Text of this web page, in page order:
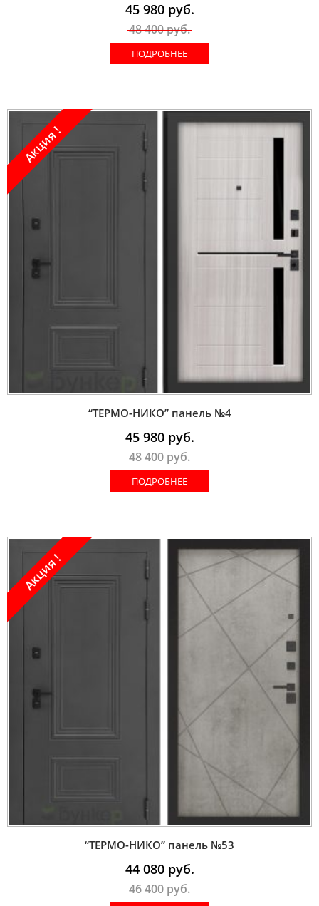
45 980руб.
48 400руб.
ПОДРОБНЕЕ
Акция !
“ТЕРМО-НИКО” панель №4
45 980руб.
48 400руб.
ПОДРОБНЕЕ
Акция !
“ТЕРМО-НИКО” панель №53
44 080руб.
46 400руб.